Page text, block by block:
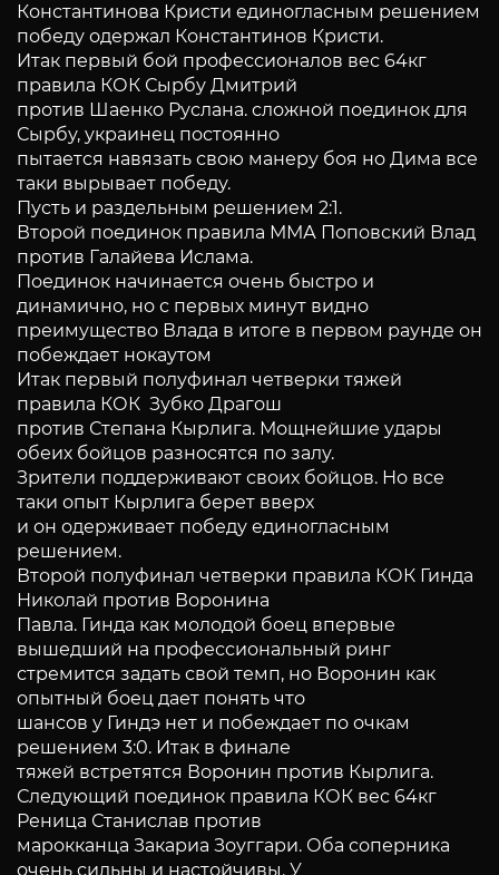
Константинова Кристи единогласным решением
победу одержал Константинов Кристи.
Итак первый бой профессионалов вес 64кг
правила КОК Сырбу Дмитрий
против Шаенко Руслана. сложной поединок для
Сырбу, украинец постоянно
пытается навязать свою манеру боя но Дима все
таки вырывает победу.
Пусть и раздельным решением 2:1.
Второй поединок правила ММА Поповский Влад
против Галайева Ислама.
Поединок начинается очень быстро и
динамично, но с первых минут видно
преимущество Влада в итоге в первом раунде он
побеждает нокаутом
Итак первый полуфинал четверки тяжей
правила КОК Зубко Драгош
против Степана Кырлига. Мощнейшие удары
обеих бойцов разносятся по залу.
Зрители поддерживают своих бойцов. Но все
таки опыт Кырлига берет вверх
и он одерживает победу единогласным
решением.
Второй полуфинал четверки правила КОК Гинда
Николай против Воронина
Павла. Гинда как молодой боец впервые
вышедший на профессиональный ринг
стремится задать свой темп, но Воронин как
опытный боец дает понять что
шансов у Гиндэ нет и побеждает по очкам
решением 3:0. Итак в финале
тяжей встретятся Воронин против Кырлига.
Следующий поединок правила КОК вес 64кг
Реница Станислав против
марокканца Закариа Зоуггари. Оба соперника
очень сильны и настойчивы. У